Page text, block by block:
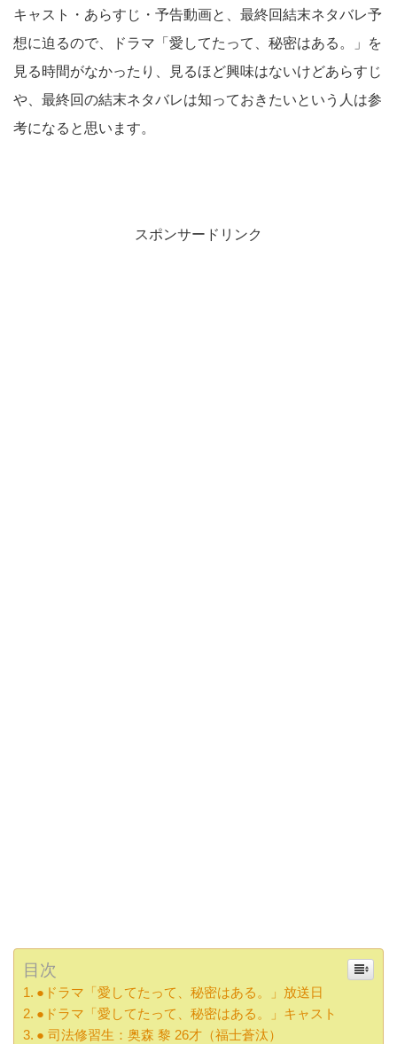
キャスト・あらすじ・予告動画と、最終回結末ネタバレ予
想に迫るので、ドラマ「愛してたって、秘密はある。」を
見る時間がなかったり、見るほど興味はないけどあらすじ
や、最終回の結末ネタバレは知っておきたいという人は参
考になると思います。
スポンサードリンク
目次
●ドラマ「愛してたって、秘密はある。」放送日
●ドラマ「愛してたって、秘密はある。」キャスト
● 司法修習生：奥森 黎 26才（福士蒼汰）